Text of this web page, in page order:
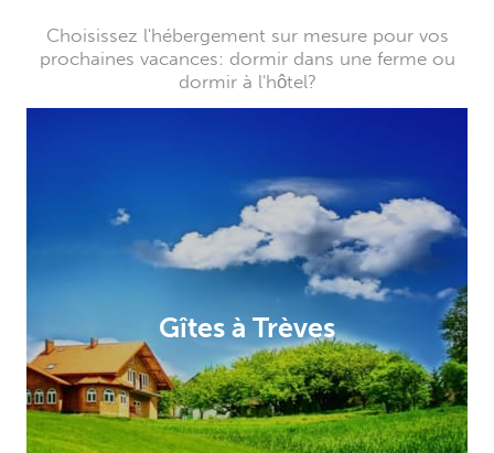
Choisissez l'hébergement sur mesure pour vos
prochaines vacances: dormir dans une ferme ou
dormir à l'hôtel?
Gîtes à Trèves